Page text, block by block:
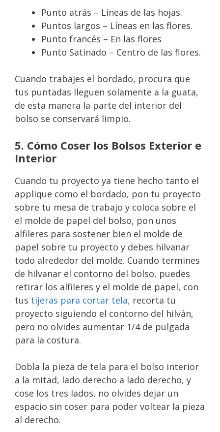
Punto atrás – Líneas de las hojas.
Puntos largos – Líneas en las flores.
Punto francés – En las flores
Punto Satinado – Centro de las flores.
Cuando trabajes el bordado, procura que
tus puntadas lleguen solamente a la guata,
de esta manera la parte del interior del
bolso se conservará limpio.
5. Cómo Coser los Bolsos Exterior e
Interior
Cuando tu proyecto ya tiene hecho tanto el
applique como el bordado, pon tu proyecto
sobre tu mesa de trabajo y coloca sobre el
el molde de papel del bolso, pon unos
alfileres para sostener bien el molde de
papel sobre tu proyecto y debes hilvanar
todo alrededor del molde. Cuando termines
de hilvanar el contorno del bolso, puedes
retirar los alfileres y el molde de papel, con
tus tijeras para cortar tela, recorta tu
proyecto siguiendo el contorno del hilván,
pero no olvides aumentar 1/4 de pulgada
para la costura.
Dobla la pieza de tela para el bolso interior
a la mitad, lado derecho a lado derecho, y
cose los tres lados, no olvides dejar un
espacio sin coser para poder voltear la pieza
al derecho.